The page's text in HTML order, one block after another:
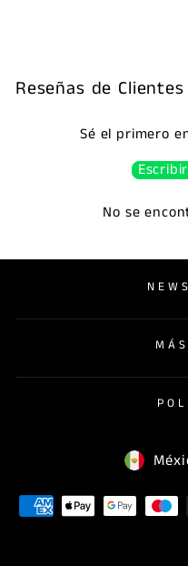
Reseñas de Clientes
Sé el primero
No se